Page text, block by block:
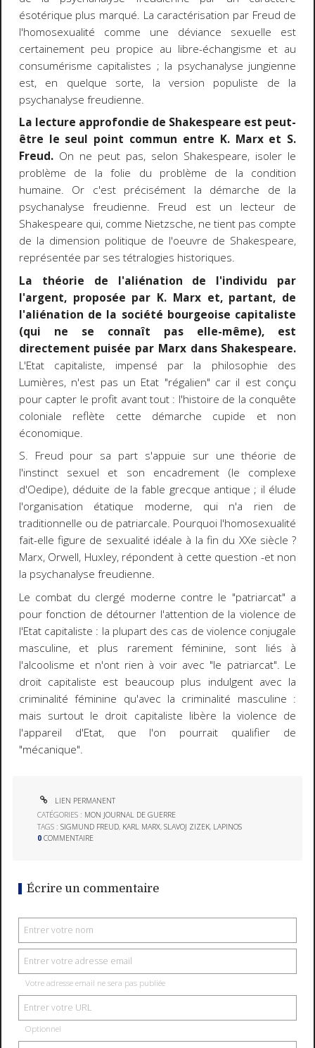
ésotérique plus marqué. La caractérisation par Freud de
l'homosexualité comme une déviance sexuelle est
certainement peu propice au libre-échangisme et au
consumérisme capitalistes ; la psychanalyse jungienne
est, en quelque sorte, la version populiste de la
psychanalyse freudienne.
La lecture approfondie de Shakespeare est peut-
être le seul point commun entre K. Marx et S.
Freud.On ne peut pas, selon Shakespeare, isoler le
problème de la folie du problème de la condition
humaine. Or c'est précisément la démarche de la
psychanalyse freudienne. Freud est un lecteur de
Shakespeare qui, comme Nietzsche, ne tient pas compte
de la dimension politique de l'oeuvre de Shakespeare,
représentée par ses tétralogies historiques.
La théorie de l'aliénation de l'individu par
l'argent, proposée par K. Marx et, partant, de
l'aliénation de la société bourgeoise capitaliste
(qui ne se connaît pas elle-même), est
directement puisée par Marx dans Shakespeare.
L'Etat capitaliste, impensé par la philosophie des
Lumières, n'est pas un Etat "régalien" car il est conçu
pour capter le profit avant tout : l'histoire de la conquête
coloniale reflète cette démarche cupide et non
économique.
S. Freud pour sa part s'appuie sur une théorie de
l'instinct sexuel et son encadrement (le complexe
d'Oedipe), déduite de la fable grecque antique ; il élude
l'organisation étatique moderne, qui n'a rien de
traditionnelle ou de patriarcale. Pourquoi l'homosexualité
fait-elle figure de sexualité idéale à la fin du XXe siècle ?
Marx, Orwell, Huxley, répondent à cette question -et non
la psychanalyse freudienne.
Le combat du clergé moderne contre le "patriarcat" a
pour fonction de détourner l'attention de la violence de
l'Etat capitaliste : la plupart des cas de violence conjugale
masculine, et plus rarement féminine, sont liés à
l'alcoolisme et n'ont rien à voir avec "le patriarcat". Le
droit capitaliste est beaucoup plus indulgent avec la
criminalité féminine qu'avec la criminalité masculine :
mais surtout le droit capitaliste libère la violence de
l'appareil d'Etat, que l'on pourrait qualifier de
"mécanique".
LIEN PERMANENT
CATÉGORIES : MON JOURNAL DE GUERRE
TAGS :SIGMUND FREUD, KARL MARX,SLAVOJ ZIZEK, LAPINOS
0 COMMENTAIRE
Écrire un commentaire
Votre adresse email ne sera pas publiée
Optionnel